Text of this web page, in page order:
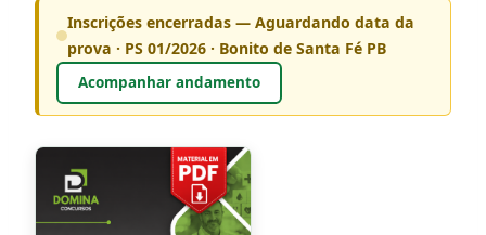
Inscrições encerradas — Aguardando data da
prova · PS 01/2026 · Bonito de Santa Fé PB
Acompanhar andamento